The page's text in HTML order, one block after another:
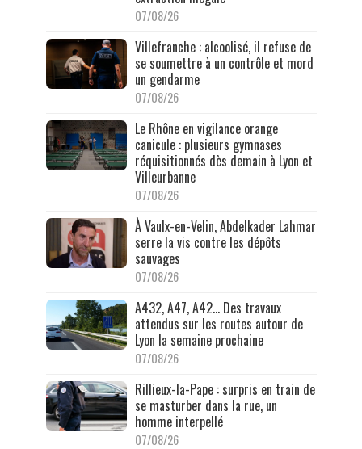
07/08/26
Villefranche : alcoolisé, il refuse de
se soumettre à un contrôle et mord
un gendarme
07/08/26
Le Rhône en vigilance orange
canicule : plusieurs gymnases
réquisitionnés dès demain à Lyon et
Villeurbanne
07/08/26
À Vaulx-en-Velin, Abdelkader Lahmar
serre la vis contre les dépôts
sauvages
07/08/26
A432, A47, A42… Des travaux
attendus sur les routes autour de
Lyon la semaine prochaine
07/08/26
Rillieux-la-Pape : surpris en train de
se masturber dans la rue, un
homme interpellé
07/08/26